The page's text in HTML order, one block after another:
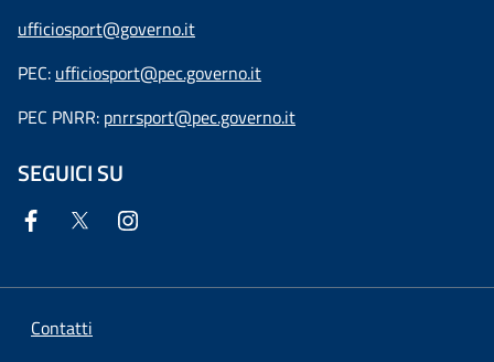
ufficiosport@governo.it
PEC: ufficiosport@pec.governo.it
PEC PNRR: pnrrsport@pec.governo.it
SEGUICI SU
Contatti